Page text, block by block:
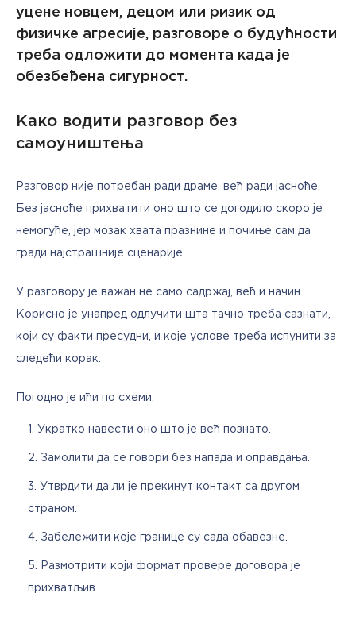
уцене новцем, децом или ризик од
физичке агресије, разговоре о будућности
треба одложити до момента када је
обезбеђена сигурност.
Како водити разговор без
самоуништења
Разговор није потребан ради драме, већ ради јасноће.
Без јасноће прихватити оно што се догодило скоро је
немогуће, јер мозак хвата празнине и почиње сам да
гради најстрашније сценарије.
У разговору је важан не само садржај, већ и начин.
Корисно је унапред одлучити шта тачно треба сазнати,
који су факти пресудни, и које услове треба испунити за
следећи корак.
Погодно је ићи по схеми:
Укратко навести оно што је већ познато.
Замолити да се говори без напада и оправдања.
Утврдити да ли је прекинут контакт са другом
страном.
Забележити које границе су сада обавезне.
Размотрити који формат провере договора је
прихватљив.